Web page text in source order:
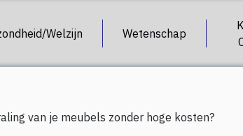
Welzijn Wetenschap
van je meubels zonder hoge kosten?